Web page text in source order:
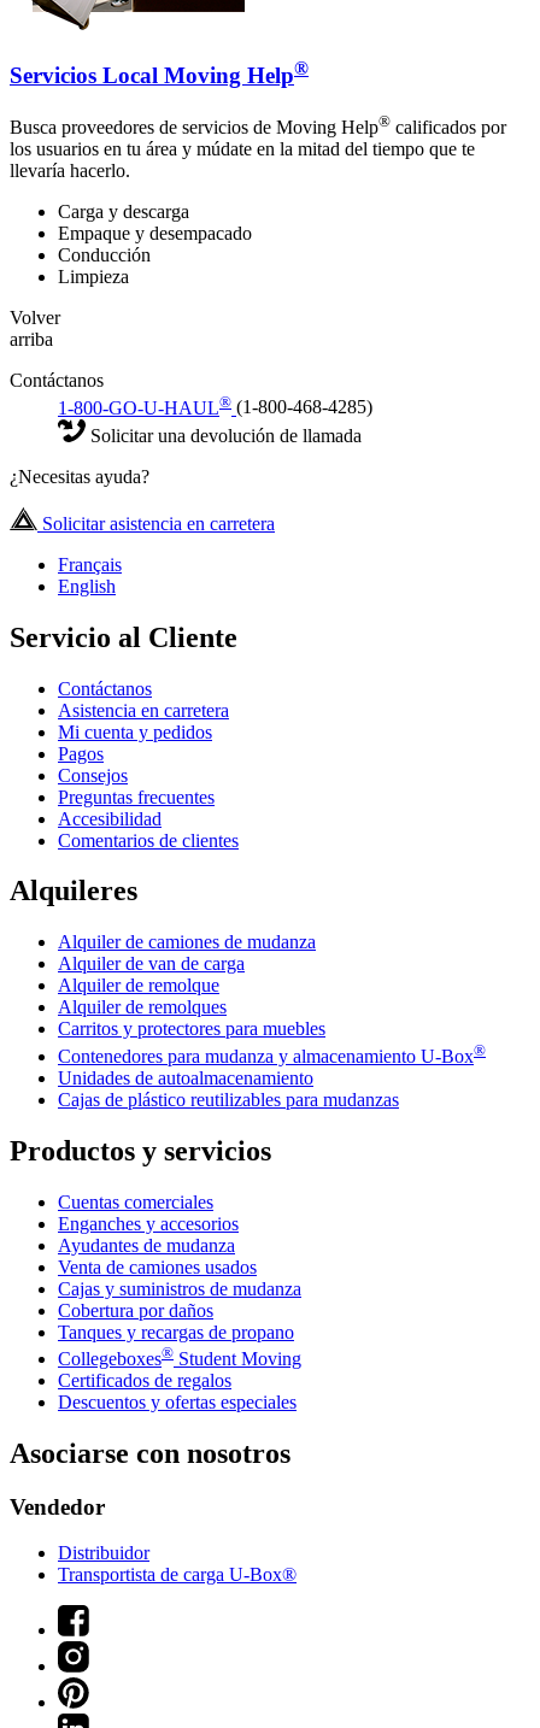
Servicios Local Moving Help®
Busca proveedores de servicios de Moving Help® calificados por
los usuarios en tu área y múdate en la mitad del tiempo que te
llevaría hacerlo.
Carga y descarga
Empaque y desempacado
Conducción
Limpieza
Volver
arriba
Contáctanos
1-800-GO-U-HAUL® (1-800-468-4285)
Solicitar una devolución de llamada
¿Necesitas ayuda?
Solicitar asistencia en carretera
Français
English
Servicio al Cliente
Contáctanos
Asistencia en carretera
Mi cuenta y pedidos
Pagos
Consejos
Preguntas frecuentes
Accesibilidad
Comentarios de clientes
Alquileres
Alquiler de camiones de mudanza
Alquiler de van de carga
Alquiler de remolque
Alquiler de remolques
Carritos y protectores para muebles
Contenedores para mudanza y almacenamiento U-Box®
Unidades de autoalmacenamiento
Cajas de plástico reutilizables para mudanzas
Productos y servicios
Cuentas comerciales
Enganches y accesorios
Ayudantes de mudanza
Venta de camiones usados
Cajas y suministros de mudanza
Cobertura por daños
Tanques y recargas de propano
Collegeboxes® Student Moving
Certificados de regalos
Descuentos y ofertas especiales
Asociarse con nosotros
Vendedor
Distribuidor
Transportista de carga U-Box®